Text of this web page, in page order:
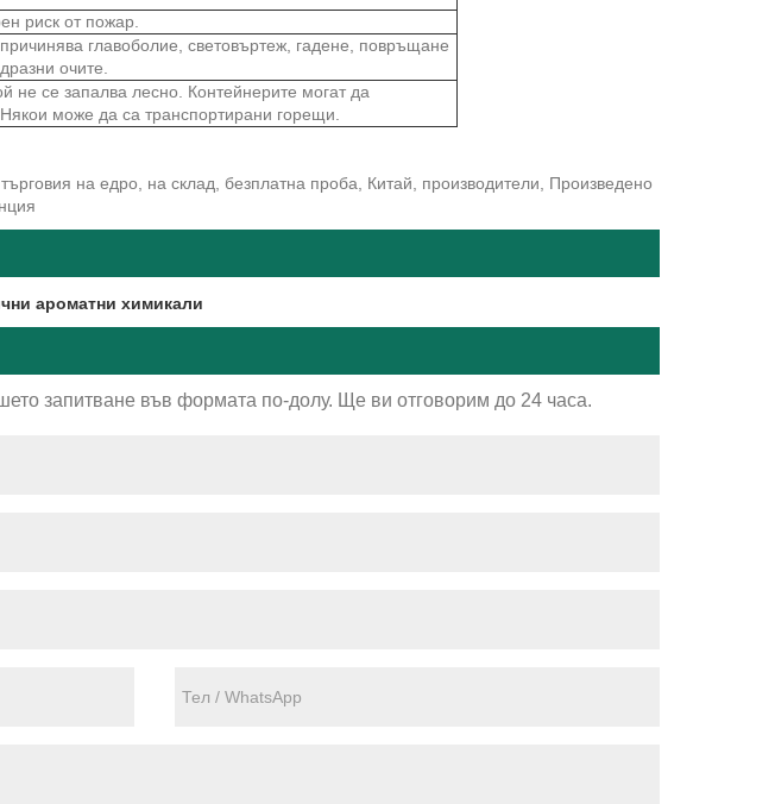
риск от пожар.
главоболие, световъртеж, гадене, повръщане
очите.
не се запалва лесно. Контейнерите могат да
може да са транспортирани горещи.
на едро, на склад, безплатна проба, Китай, производители, Произведено
ароматни химикали
запитване във формата по-долу. Ще ви отговорим до 24 часа.